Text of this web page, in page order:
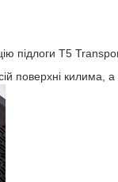
підлоги T5
поверхні